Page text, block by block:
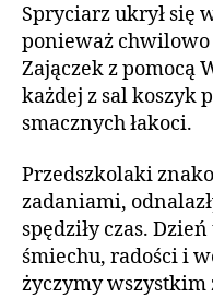
Spryciarz ukrył się
ponieważ chwilowo
Zajączek z pomocą
każdej z sal koszyk
smacznych łakoci.
Przedszkolaki
zadaniami,
spędziły czas.
śmiechu, radości i
życzymy